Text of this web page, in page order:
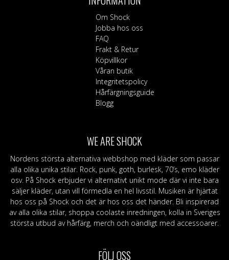
Om Shock
Jobba hos oss
FAQ
Frakt & Retur
Köpvillkor
Våran butik
Integritetspolicy
Hårfärgningsguide
Blogg
WE ARE SHOCK
Nordens största alternativa webbshop med kläder som passar
alla olika unika stilar. Rock, punk, goth, burlesk, 70’s, emo kläder
osv. På Shock erbjuder vi alternativt unikt mode där vi inte bara
säljer kläder, utan vill förmedla en hel livsstil. Musiken är hjärtat
hos oss på Shock och det är hos oss det händer. Bli inspirerad
av alla olika stilar, shoppa coolaste inredningen, kolla in Sveriges
största utbud av hårfärg, merch och oändligt med accessoarer.
FÖLJ OSS